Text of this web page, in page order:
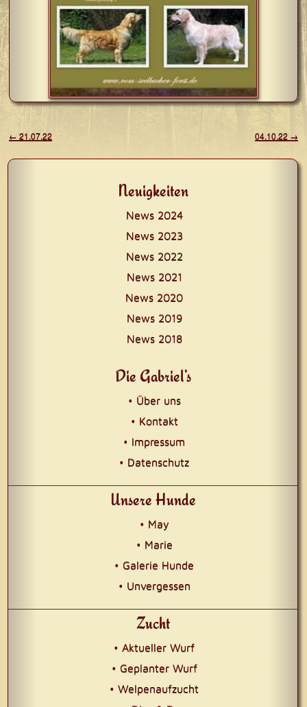
← 21.07.22 04.10.22 →
Neuigkeiten
News 2024
News 2023
News 2022
News 2021
News 2020
News 2019
News 2018
Die Gabriel’s
• Über uns
• Kontakt
• Impressum
• Datenschutz
Unsere Hunde
• May
• Marie
• Galerie Hunde
• Unvergessen
Zucht
• Aktueller Wurf
• Geplanter Wurf
• Welpenaufzucht